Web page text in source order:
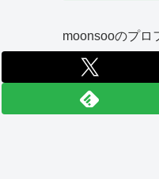
moonsooのプロ